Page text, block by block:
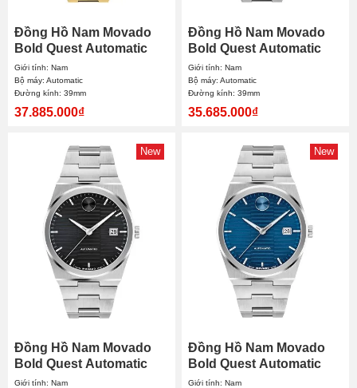
Đồng Hồ Nam Movado
Bold Quest Automatic
3600943 39mm
Giới tính: Nam
Bộ máy: Automatic
Đường kính: 39mm
37.885.000₫
Đồng Hồ Nam Movado
Bold Quest Automatic
3600942 39mm
Giới tính: Nam
Bộ máy: Automatic
Đường kính: 39mm
35.685.000₫
New
Đồng Hồ Nam Movado
Bold Quest Automatic
3600941 39mm
Giới tính: Nam
New
Đồng Hồ Nam Movado
Bold Quest Automatic
3600940 39mm
Giới tính: Nam